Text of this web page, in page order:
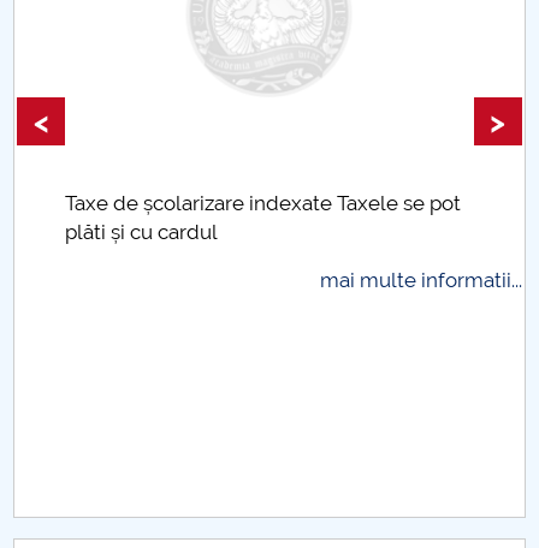
Taxe de școlarizare indexate Taxele se pot
plăti și cu cardul
mai multe informatii...
< >